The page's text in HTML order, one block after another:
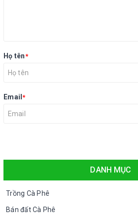
Họ tên*
Email*
DANH MỤC
Trồng Cà Phê
Bán đất Cà Phê